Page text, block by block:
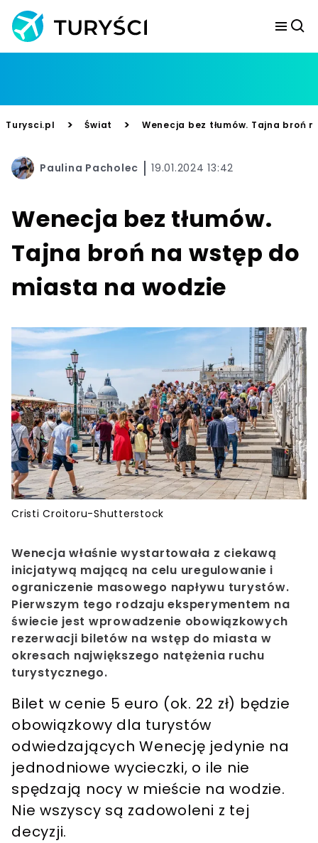
Turysci.pl > Świat > Wenecja bez tłumów. Tajna broń
Paulina Pacholec 19.01.2024 13:42
Wenecja bez tłumów.
Tajna broń na wstęp do
miasta na wodzie
Cristi Croitoru-Shutterstock
Wenecja właśnie wystartowała z ciekawą
inicjatywą mającą na celu uregulowanie i
ograniczenie masowego napływu turystów.
Pierwszym tego rodzaju eksperymentem na
świecie jest wprowadzenie obowiązkowych
rezerwacji biletów na wstęp do miasta w
okresach największego natężenia ruchu
turystycznego.
Bilet w cenie 5 euro (ok. 22 zł) będzie
obowiązkowy dla turystów
odwiedzających Wenecję jedynie na
jednodniowe wycieczki, o ile nie
spędzają nocy w mieście na wodzie.
Nie wszyscy są zadowoleni z tej
decyzji.